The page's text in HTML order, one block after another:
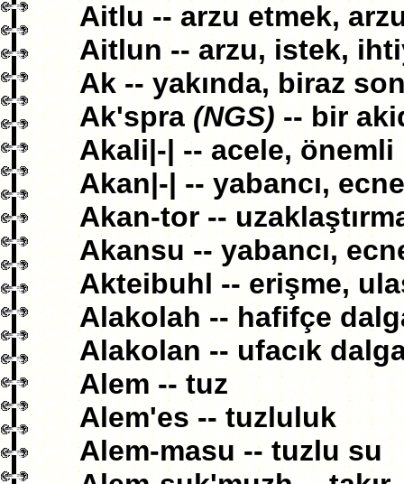
Aitlu -- arzu etmek,
Aitlun -- arzu, istek,
Ak -- yakında, biraz
Ak'spra(NGS) -- bir
Akali|-| -- acele, önemli
Akan|-| -- yabancı,
Akan-tor --
Akansu -- yabancı,
Akteibuhl -- erişme,
Alakolah -- hafifçe
Alakolan -- ufacık
Alem -- tuz
Alem'es -- tuzluluk
Alem-masu -- tuzlu su